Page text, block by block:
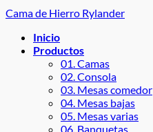
Cama de Hierro Rylander
Inicio
Productos
01. Camas
02. Consola
03. Mesas comedor
04. Mesas bajas
05. Mesas varias
06. Banquetas